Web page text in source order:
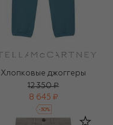
Хлопковые джоггеры
12 350 ₽
8 645 ₽
-30%